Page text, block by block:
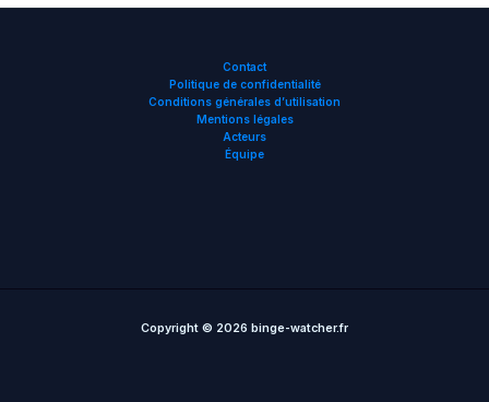
Contact
Politique de confidentialité
Conditions générales d’utilisation
Mentions légales
Acteurs
Équipe
Copyright © 2026 binge-watcher.fr